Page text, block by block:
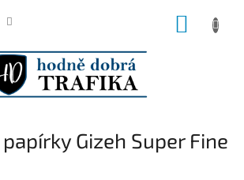
Gizeh Super Fine